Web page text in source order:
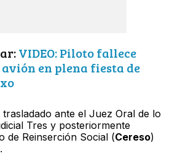
VIDEO: Piloto fallece
en plena fiesta de
ante el Juez Oral de lo
Tres y posteriormente
de Reinserción Social (Cereso)